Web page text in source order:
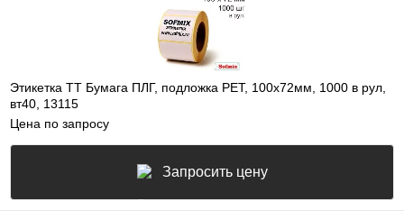
Этикетка ТТ Бумага ПЛГ, подложка РЕТ, 100х72мм, 1000 в рул,
вт40, 13115
Цена по запросу
Запросить цену